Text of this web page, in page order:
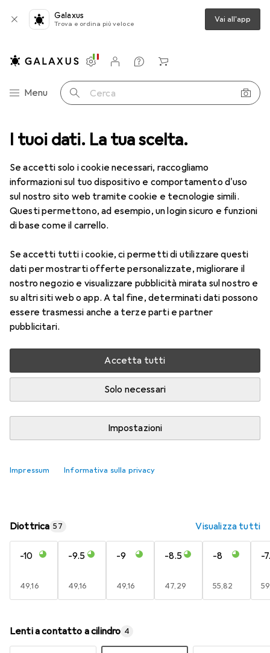
I tuoi dati. La tua scelta.
Se accetti solo i cookie necessari, raccogliamo
informazioni sul tuo dispositivo e comportamento d'uso
sul nostro sito web tramite cookie e tecnologie simili.
Questi permettono, ad esempio, un login sicuro e funzioni
di base come il carrello.
Se accetti tutti i cookie, ci permetti di utilizzare questi
dati per mostrarti offerte personalizzate, migliorare il
nostro negozio e visualizzare pubblicità mirata sul nostro e
su altri siti web o app. A tal fine, determinati dati possono
essere trasmessi anche a terze parti e partner
pubblicitari.
Accetta tutti
Solo necessari
Impostazioni
Impressum Informativa sulla privacy
Galaxus
Trova e ordina più veloce Vai all'app
Categoria Navigazione
Menu Cerca
Impostazioni
Conto cliente
Liste di confronto
Liste dei desideri
Carrello
Lenti a contatto Air Optix più HydraGlyde per l'astigmatismo
1 Immagine
Air Optix più HydraGlyde per
-3, Obiettivo mensile, 6 pz., Torico
Prezzo in EUR IVA incl.
EUR
53,58 EUR
8,93/1pz.
Consegna tra lun, 17/8 e mer, 19/8
Più di 10 pezzi in stock presso il fornitore
Aggiungi al carrello
Diottrica 57 Visualizza tutti
-10
EUR
49,16
-9.5
EUR
49,16
-9
EUR
49,16
-8.5
EUR
47,29
-8
EUR
55,82
-
Lenti a contatto a cilindro 4